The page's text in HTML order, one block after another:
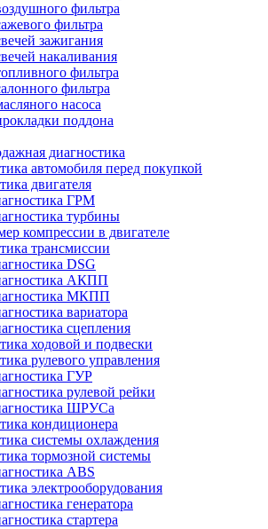
фильтра
фильтра
зажигания
накаливания
фильтра
фильтра
насоса
поддона
диагностика
автомобиля перед покупкой
двигателя
ГРМ
турбины
компрессии в двигателе
трансмиссии
DSG
АКПП
МКПП
вариатора
сцепления
ходовой и подвески
рулевого управления
ГУР
рулевой рейки
ШРУСа
кондиционера
системы охлаждения
тормозной системы
ABS
электрооборудования
генератора
стартера